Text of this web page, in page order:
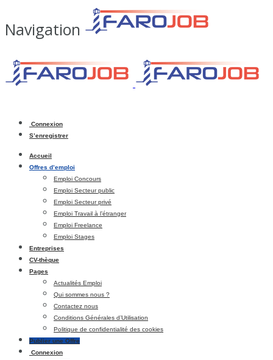
Navigation
Connexion
S’enregistrer
Accueil
Offres d’emploi
Emploi Concours
Emploi Secteur public
Emploi Secteur privé
Emploi Travail à l’étranger
Emploi Freelance
Emploi Stages
Entreprises
CV-thèque
Pages
Actualités Emploi
Qui sommes nous ?
Contactez nous
Conditions Générales d’Utilisation
Politique de confidentialité des cookies
Publier une Offre
Connexion